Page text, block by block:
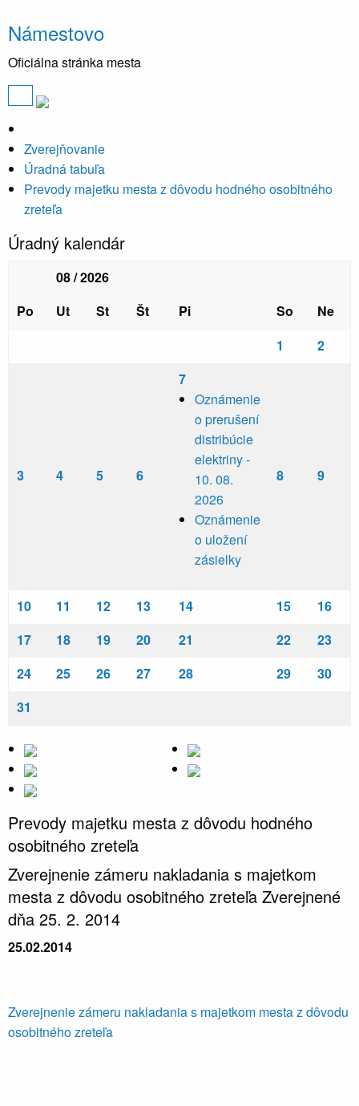
Námestovo
Oficiálna stránka mesta
Zverejňovanie
Úradná tabuľa
Prevody majetku mesta z dôvodu hodného osobitného
zreteľa
Úradný kalendár
08 / 2026
Po
Ut St Št Pi So
Ne
1
2
3 4 5 6
7
Oznámenie
o prerušení
distribúcie
elektriny -
10. 08.
2026
Oznámenie
o uložení
zásielky
8 9
10 11 12 13 14 15
16
17
18 19 20 21 22
23
24
25 26 27 28 29
30
31
Prevody majetku mesta z dôvodu hodného
osobitného zreteľa
Zverejnenie zámeru nakladania s majetkom
mesta z dôvodu osobitného zreteľa Zverejnené
dňa 25. 2. 2014
25.02.2014
Zverejnenie zámeru nakladania s majetkom mesta z dôvodu
osobitného zreteľa